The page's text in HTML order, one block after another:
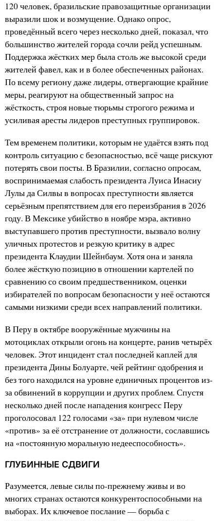
120 человек, бразильские правозащитные организации
выразили шок и возмущение. Однако опрос,
проведённый всего через несколько дней, показал, что
большинство жителей города сочли рейд успешным.
Поддержка жёстких мер была столь же высокой среди
жителей фавел, как и в более обеспеченных районах.
По всему региону даже лидеры, отвергающие крайние
меры, реагируют на общественный запрос на
жёсткость, строя новые тюрьмы строгого режима и
усиливая аресты лидеров преступных группировок.
Тем временем политики, которым не удаётся взять под
контроль ситуацию с безопасностью, всё чаще рискуют
потерять свои посты. В Бразилии, согласно опросам,
воспринимаемая слабость президента Луиса Инасиу
Лулы да Силвы в вопросах преступности является
серьёзным препятствием для его переизбрания в 2026
году. В Мексике убийство в ноябре мэра, активно
выступавшего против преступности, вызвало волну
уличных протестов и резкую критику в адрес
президента Клаудии Шейнбаум. Хотя она и заняла
более жёсткую позицию в отношении картелей по
сравнению со своим предшественником, оценки
избирателей по вопросам безопасности у неё остаются
самыми низкими среди всех направлений политики.
В Перу в октябре вооружённые мужчины на
мотоциклах открыли огонь на концерте, ранив четырёх
человек. Этот инцидент стал последней каплей для
президента Дины Болуарте, чей рейтинг одобрения и
без того находился на уровне единичных процентов из-
за обвинений в коррупции и других проблем. Спустя
несколько дней после нападения конгресс Перу
проголосовал 122 голосами «за» при нулевом числе
«против» за её отстранение от должности, сославшись
на «постоянную моральную недееспособность».
ГЛУБИННЫЕ СДВИГИ
Разумеется, левые силы по-прежнему живы и во
многих странах остаются конкурентоспособными на
выборах. Их ключевое послание — борьба с